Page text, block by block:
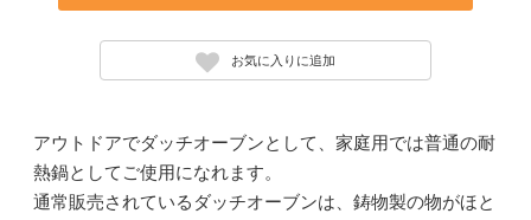
お気に入りに追加
アウトドアでダッチオーブンとして、家庭用では普通の耐
熱鍋としてご使用になれます。
通常販売されているダッチオーブンは、鋳物製の物がほと